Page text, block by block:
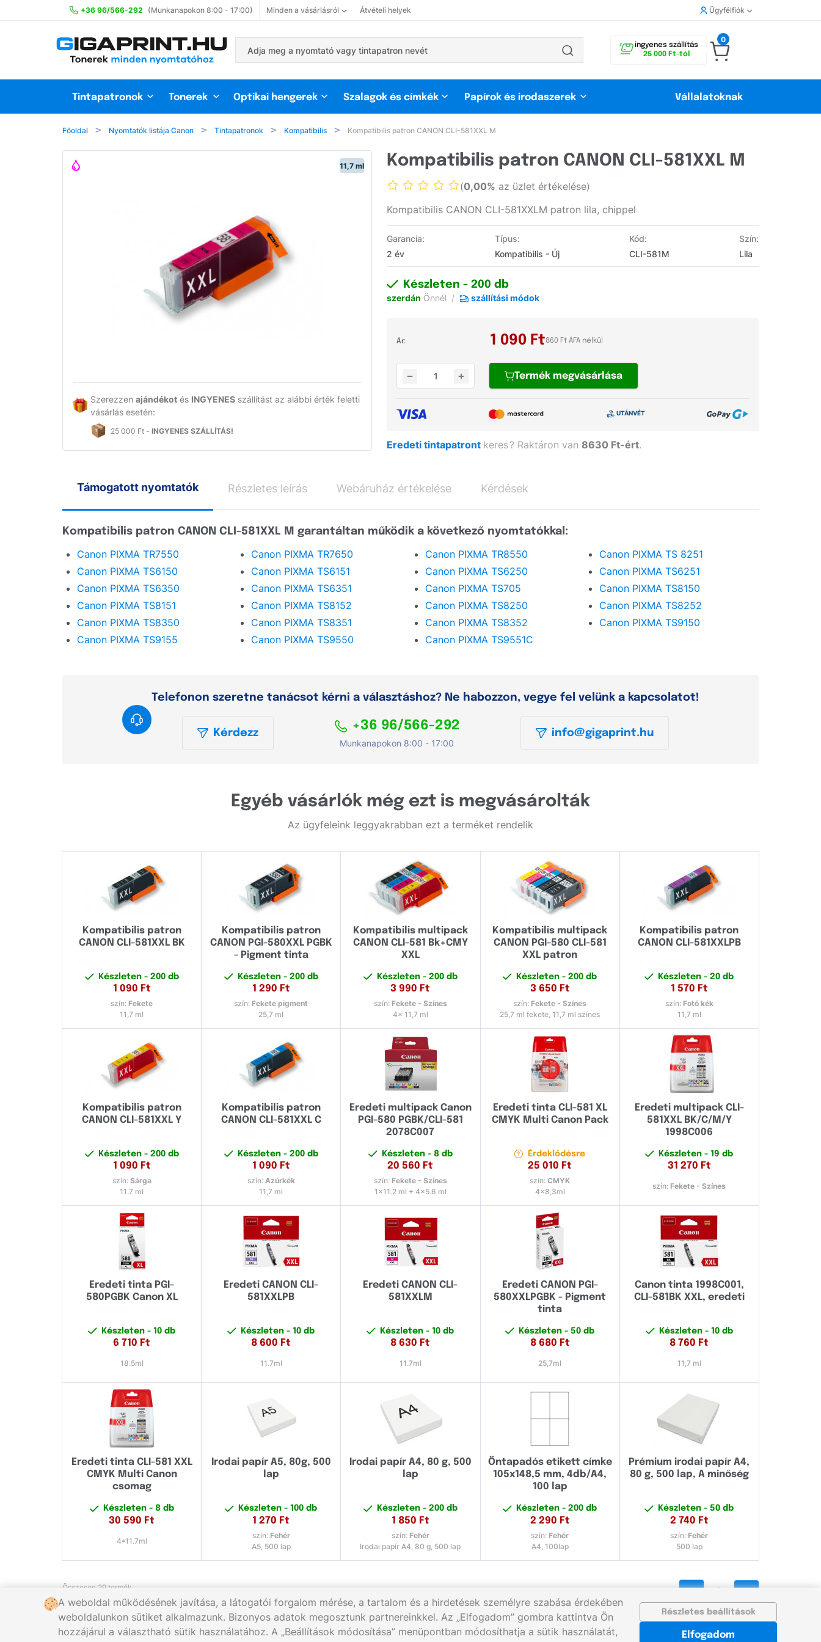
+36 96/566-292 (Munkanapokon 8:00 - 17:00) Minden a vásárlásról Átvételi helyek Ügyfélfiók
ingyenes szállítás
25 000 Ft-tól
0
Tintapatronok Tonerek Optikai hengerek Szalagok és címkék Papírok és irodaszerek Vállalatoknak
Főoldal Nyomtatók listája Canon Tintapatronok Kompatibilis Kompatibilis patron CANON CLI-581XXL M
11,7 ml
Szerezzen ajándékot és INGYENES szállítást az alábbi érték feletti
vásárlás esetén:
25 000 Ft - INGYENES SZÁLLÍTÁS!
Kompatibilis patron CANON CLI-581XXL M
(0,00% az üzlet értékelése)
Kompatibilis CANON CLI-581XXLM patron lila, chippel
Garancia:
2 év
Típus:
Kompatibilis - Új
Kód:
CLI-581M
Szín:
Lila
Készleten- 200 db
szerdán Önnél szállítási módok
Ár: 1 090 Ft860 Ft ÁFA nélkül
Termék megvásárlása
Eredeti tintapatront keres? Raktáron van8630 Ft-ért.
Támogatott nyomtatók
Kompatibilis patron CANON CLI-581XXL M garantáltan működik a következő nyomtatókkal:
Canon PIXMA TR7550 Canon PIXMA TR7650 Canon PIXMA TR8550
Canon PIXMA TS 8251
Canon PIXMA TS6150
Canon PIXMA TS6151 Canon PIXMA TS6250
Canon PIXMA TS6251
Canon PIXMA TS6350
Canon PIXMA TS6351 Canon PIXMA TS705
Canon PIXMA TS8150
Canon PIXMA TS8151
Canon PIXMA TS8152 Canon PIXMA TS8250
Canon PIXMA TS8252
Canon PIXMA TS8350
Canon PIXMA TS8351 Canon PIXMA TS8352
Canon PIXMA TS9150
Canon PIXMA TS9155
Canon PIXMA TS9550 Canon PIXMA TS9551C
Telefonon szeretne tanácsot kérni a választáshoz? Ne habozzon, vegye fel velünk a kapcsolatot!
Kérdezz
+36 96/566-292
Munkanapokon 8:00 - 17:00
info@gigaprint.hu
Részletes leírás Webáruház értékelése Kérdések
Egyéb vásárlók még ezt is megvásárolták
Az ügyfeleink leggyakrabban ezt a terméket rendelik
Kompatibilis patron
CANON CLI-581XXL BK
Készleten - 200 db
1 090 Ft
szín: Fekete
11,7 ml
Kompatibilis patron
CANON PGI-580XXL PGBK
- Pigment tinta
Készleten - 200 db
1 290 Ft
szín: Fekete pigment
25,7 ml
Kompatibilis multipack
CANON CLI-581 Bk+CMY
XXL
Készleten - 200 db
3 990 Ft
szín: Fekete - Színes
4x 11,7 ml
Kompatibilis multipack
CANON PGI-580 CLI-581
XXL patron
Készleten- 200 db
3 650 Ft
szín: Fekete - Színes
25,7 ml fekete, 11,7 ml színes
Kompatibilis patron
CANON CLI-581XXLPB
Készleten- 20 db
1 570 Ft
szín: Fotó kék
11,7 ml
Kompatibilis patron
CANON CLI-581XXL Y
Készleten - 200 db
1 090 Ft
szín: Sárga
11.7 ml
Kompatibilis patron
CANON CLI-581XXL C
Készleten - 200 db
1 090 Ft
szín: Azúrkék
11,7 ml
Eredeti multipack Canon
PGI-580 PGBK/CLI-581
2078C007
Készleten - 8 db
20 560 Ft
szín: Fekete - Színes
1x11.2 ml + 4x5.6 ml
Eredeti tinta CLI-581 XL
CMYK Multi Canon Pack
Érdeklődésre
25 010 Ft
szín:CMYK
4x8,3ml
Eredeti multipack CLI-
581XXL BK/C/M/Y
1998C006
Készleten- 19 db
31 270 Ft
szín: Fekete - Színes
Eredeti tinta PGI-
580PGBK Canon XL
Készleten- 10 db
6 710 Ft
18.5ml
Eredeti CANON CLI-
581XXLPB
Készleten- 10 db
8 600 Ft
11.7ml
Eredeti CANON CLI-
581XXLM
Készleten- 10 db
8 630 Ft
11.7ml
Eredeti CANON PGI-
580XXLPGBK - Pigment
tinta
Készleten- 50 db
8 680 Ft
25,7ml
Canon tinta 1998C001,
CLI-581BK XXL, eredeti
Készleten - 10 db
8 760 Ft
11,7 ml
Eredeti tinta CLI-581 XXL
CMYK Multi Canon
csomag
Készleten - 8 db
30 590 Ft
4*11.7ml
Irodai papír A5, 80g, 500
lap
Készleten- 100 db
1 270 Ft
szín: Fehér
A5, 500 lap
Irodai papír A4, 80 g, 500
lap
Készleten - 200 db
1 850 Ft
szín: Fehér
Irodai papír A4, 80 g, 500 lap
Öntapadós etikett címke
105x148,5 mm, 4db/A4,
100 lap
Készleten- 200 db
2 290 Ft
szín: Fehér
A4, 100lap
Prémium irodai papír A4,
80 g, 500 lap, A minőség
Készleten- 50 db
2 740 Ft
szín: Fehér
500 lap
Összesen 29 termék 1 2
A weboldal működésének javítása, a látogatói forgalom mérése, a tartalom és a hirdetések személyre szabása érdekében
weboldalunkon sütiket alkalmazunk. Bizonyos adatok megosztunk partnereinkkel. Az „Elfogadom” gombra kattintva Ön
hozzájárul a választható sütik használatához. A „Beállítások módosítása” menüpontban módosíthatja a sütik használatát,
Részletes beállítások
Elfogadom